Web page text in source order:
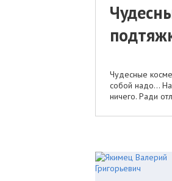
Чудесные
собой надо...
ничего. Ради